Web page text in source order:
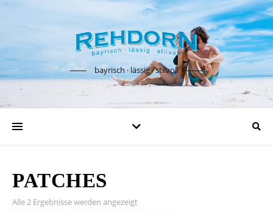
bayrisch · lässig · stilvoll
PATCHES
Alle 2 Ergebnisse werden angezeigt